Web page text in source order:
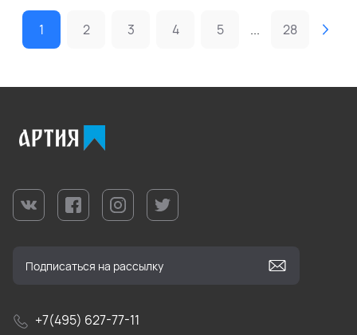
1 2 3 4 5 ... 28
+7(495) 627-77-11